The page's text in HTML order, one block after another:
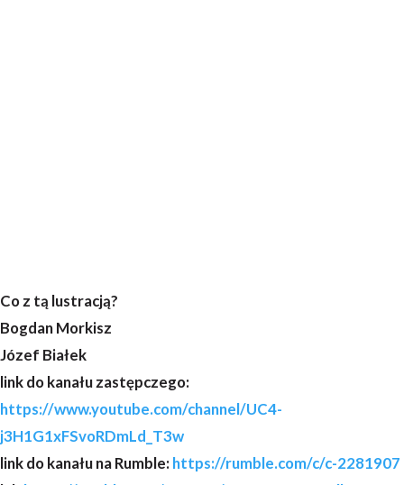
Co z tą lustracją?
Bogdan Morkisz
Józef Białek
link do kanału zastępczego:
https://www.youtube.com/channel/UC4-
j3H1G1xFSvoRDmLd_T3w
link do kanału na Rumble: https://rumble.com/c/c-2281907